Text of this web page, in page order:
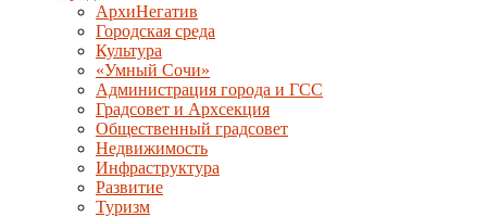
АрхиНегатив
Городская среда
Культура
«Умный Сочи»
Администрация города и ГСС
Градсовет и Архсекция
Общественный градсовет
Недвижимость
Инфраструктура
Развитие
Туризм